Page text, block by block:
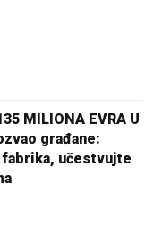
MILIONA EVRA U
građane:
učestvujte